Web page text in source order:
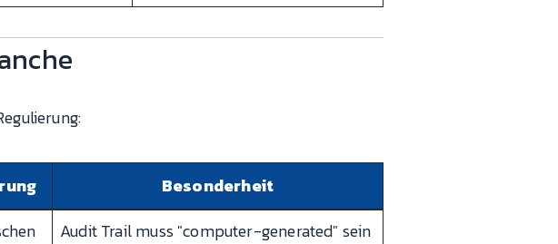
Besonderheit
Audit Trail muss "computer-generated" sein